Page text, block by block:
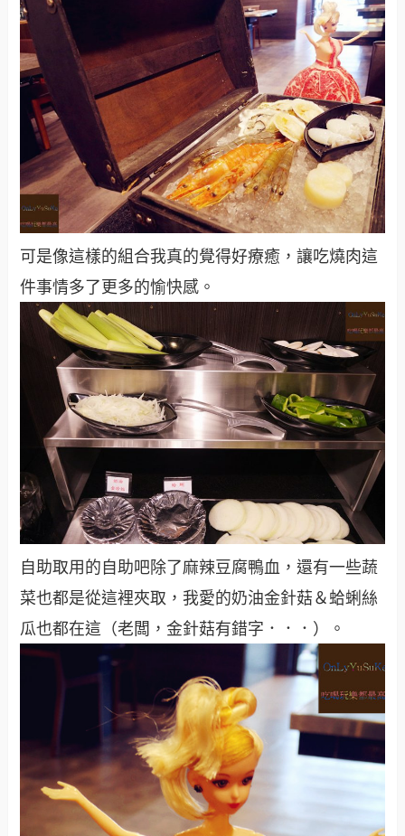
可是像這樣的組合我真的覺得好療癒，讓吃燒肉這
件事情多了更多的愉快感。
自助取用的自助吧除了麻辣豆腐鴨血，還有一些蔬
菜也都是從這裡夾取，我愛的奶油金針菇＆蛤蜊絲
瓜也都在這（老闆，金針菇有錯字．．．）。